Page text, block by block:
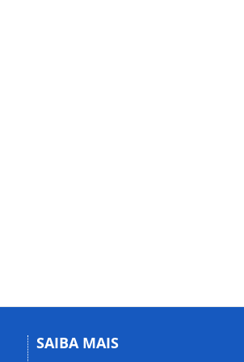
SAIBA MAIS